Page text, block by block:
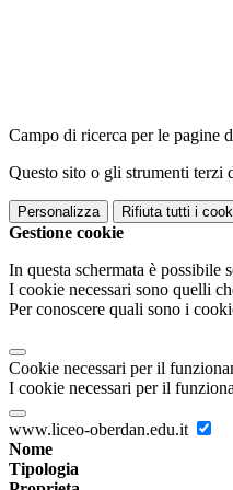
Campo di ricerca per le pagine
Questo sito o gli strumenti terzi
Personalizza Rifiuta tutti i
Gestione cookie
In questa schermata è possibile
I cookie necessari sono quelli
Per conoscere quali sono i
Cookie necessari per il
I cookie necessari per il
www.liceo-oberdan.edu.it
Nome
Tipologia